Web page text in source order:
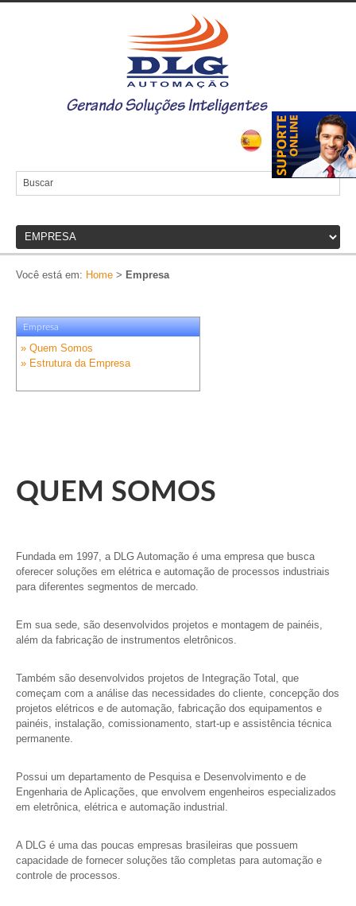
Você está em: Home > Empresa
Empresa
» Quem Somos
» Estrutura da Empresa
QUEM SOMOS
Fundada em 1997, a DLG Automação é uma empresa que busca
oferecer soluções em elétrica e automação de processos industriais
para diferentes segmentos de mercado.
Em sua sede, são desenvolvidos projetos e montagem de painéis,
além da fabricação de instrumentos eletrônicos.
Também são desenvolvidos projetos de Integração Total, que
começam com a análise das necessidades do cliente, concepção dos
projetos elétricos e de automação, fabricação dos equipamentos e
painéis, instalação, comissionamento, start-up e assistência técnica
permanente.
Possui um departamento de Pesquisa e Desenvolvimento e de
Engenharia de Aplicações, que envolvem engenheiros especializados
em eletrônica, elétrica e automação industrial.
A DLG é uma das poucas empresas brasileiras que possuem
capacidade de fornecer soluções tão completas para automação e
controle de processos.